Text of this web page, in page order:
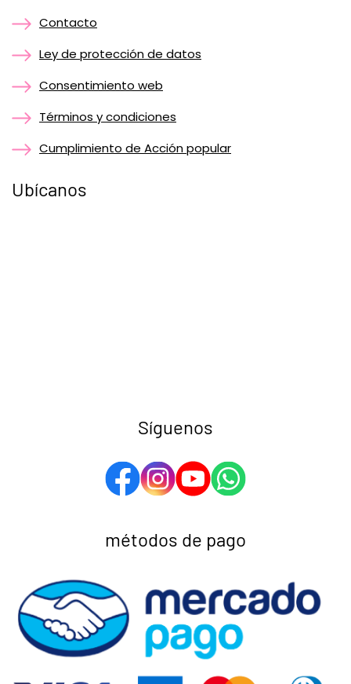
Contacto
Ley de protección de datos
Consentimiento web
Términos y condiciones
Cumplimiento de Acción popular
Ubícanos
Síguenos
métodos de pago